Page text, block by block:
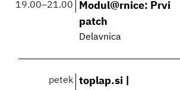
19.00–21.00
Modul@rnice: Prvi
patch
Delavnica
petek toplap.si |